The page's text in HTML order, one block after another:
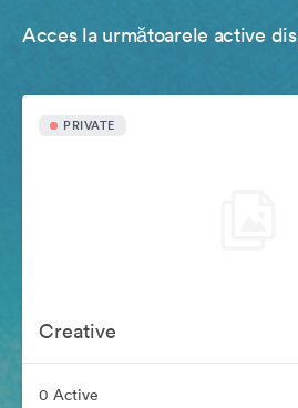
Acces la următoarele active
PRIVATE
Creative
0 Active